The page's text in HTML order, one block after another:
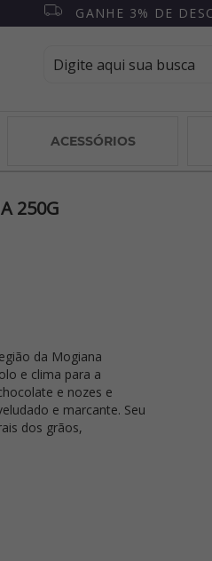
INSCREVA-SE E FIQUE
ACESSÓRIOS
250G
da Mogiana
e clima para a
e nozes e
e marcante. Seu
dos grãos,